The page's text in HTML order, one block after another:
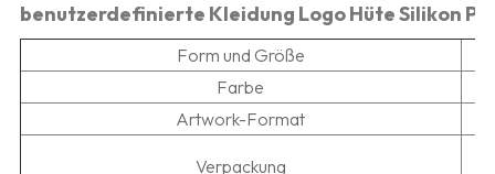
benutzerdefinierte Kleidung Logo Hüte Silikon
Form und Größe
Farbe
Artwork-Format
Verpackung